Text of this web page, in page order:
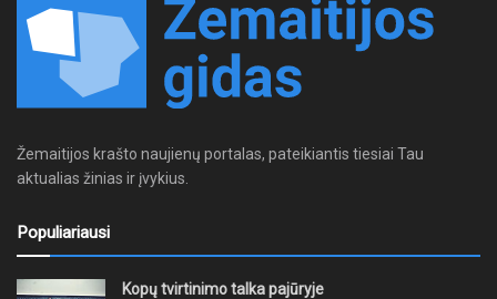
Žemaitijos krašto naujienų portalas, pateikiantis tiesiai Tau
aktualias žinias ir įvykius.
Populiariausi
Kopų tvirtinimo talka pajūryje